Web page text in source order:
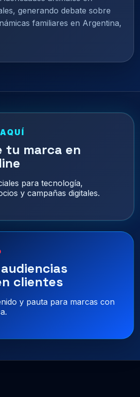
generando debate sobre
familiares en Argentina,
tu marca en
para tecnología,
y campañas digitales.
clientes
y pauta para marcas con